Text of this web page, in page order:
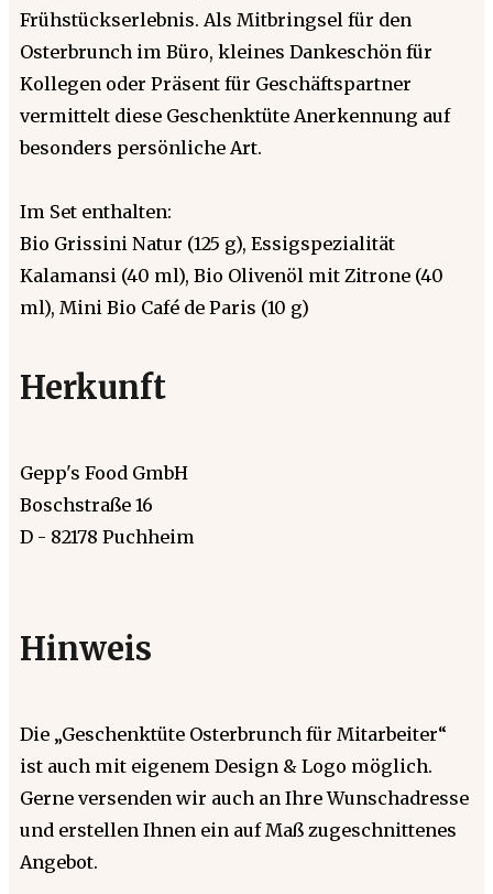
Frühstückserlebnis. Als Mitbringsel für den
Osterbrunch im Büro, kleines Dankeschön für
Kollegen oder Präsent für Geschäftspartner
vermittelt diese Geschenktüte Anerkennung auf
besonders persönliche Art.
Im Set enthalten:
Bio Grissini Natur (125 g), Essigspezialität
Kalamansi (40 ml), Bio Olivenöl mit Zitrone (40
ml), Mini Bio Café de Paris (10 g)
Herkunft
Gepp's Food GmbH
Boschstraße 16
D - 82178 Puchheim
Hinweis
Die „Geschenktüte Osterbrunch für Mitarbeiter“
ist auch mit eigenem Design & Logo möglich.
Gerne versenden wir auch an Ihre Wunschadresse
und erstellen Ihnen ein auf Maß zugeschnittenes
Angebot.